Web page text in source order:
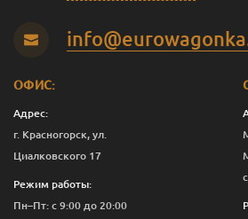
ОФИС:
Адрес:
г. Красногорск, ул.
Циалковского 17
Режим работы:
Пн–Пт: с 9:00 до 20:00